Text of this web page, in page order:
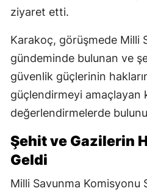
ziyaret etti.
Karakoç, görüşmede Milli
gündeminde bulunan ve
güvenlik güçlerinin
güçlendirmeyi amaçlayan
değerlendirmelerde
Şehit ve Gazilerin
Geldi
Milli Savunma Komisyonu